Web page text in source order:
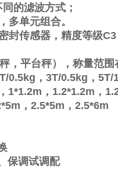
的滤波方式；
多单元组合。
封传感器，精度等级C3
，平台秤），称量范围
0.5kg ， 3T/0.5kg ， 5T/
， 1*1.2m ， 1.2*1.2m ，
， 2.5*5m ， 2.5*6m
保调试调配